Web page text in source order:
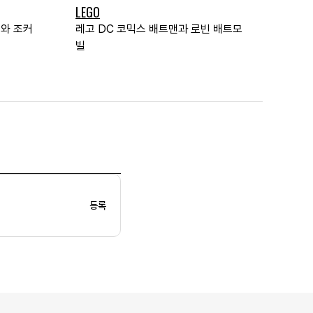
조커
LEGO
레고 DC 코믹스 배트맨과 로빈 배트모
빌
등록